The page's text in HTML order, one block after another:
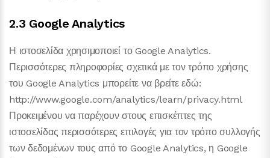
2.3 Google Analytics
Η ιστοσελίδα χρησιμοποιεί το Google Analytics.
Περισσότερες πληροφορίες σχετικά με τον τρόπο χρήσης
του Google Analytics μπορείτε να βρείτε εδώ:
http://www.google.com/analytics/learn/privacy.html
Προκειμένου να παρέχουν στους επισκέπτες της
ιστοσελίδας περισσότερες επιλογές για τον τρόπο συλλογής
των δεδομένων τους από το Google Analytics, η Google